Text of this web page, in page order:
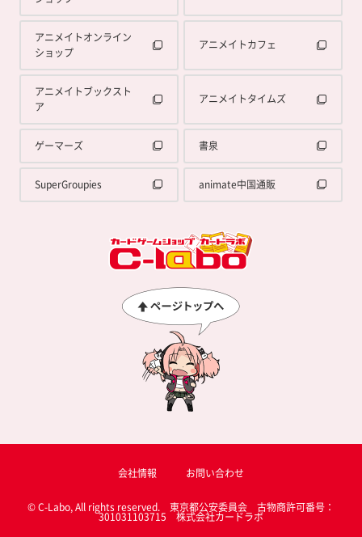
アニメイトオンライン
ショップ
アニメイトカフェ
アニメイトブックスト
ア
アニメイトタイムズ
ゲーマーズ 書泉
SuperGroupies animate中国通販
会社情報 お問い合わせ
© C-Labo, All rights reserved. 東京都公安委員会 古物商許可番号：
301031103715 株式会社カードラボ